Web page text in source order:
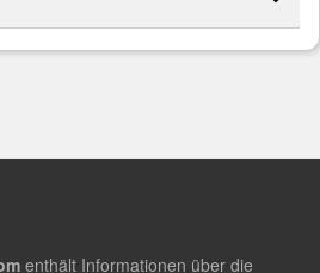
enthält Informationen über die